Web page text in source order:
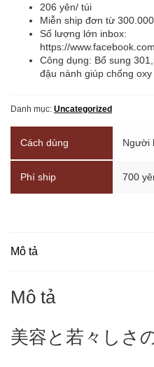
ngày
ビ
タ
豆］
20
パ
ッ
り）
206 yên/ túi
Miễn ship đơn từ
Số lượng lớn inbox:
https://
Công dụng: Bổ sung
đậu nành giúp chống
Danh mục: Uncategorized
Cách dùng Người
Phí ship 700
Mô tả
Mô tả
美容と若々しさ